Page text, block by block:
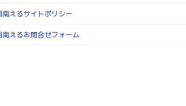
南えるサイトポリシー
南えるお問合せフォーム